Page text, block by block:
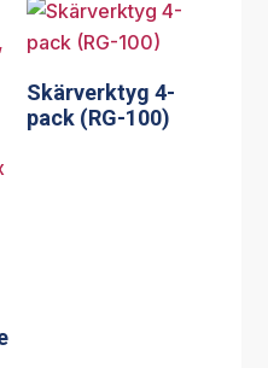
Skärverktyg 4-
pack (RG-100)